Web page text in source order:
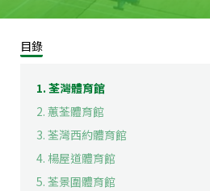
目錄
1. 荃灣體育館
2. 蕙荃體育館
3. 荃灣西約體育館
4. 楊屋道體育館
5. 荃景圍體育館